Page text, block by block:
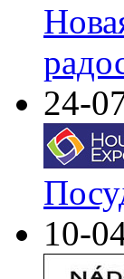
24-
10-